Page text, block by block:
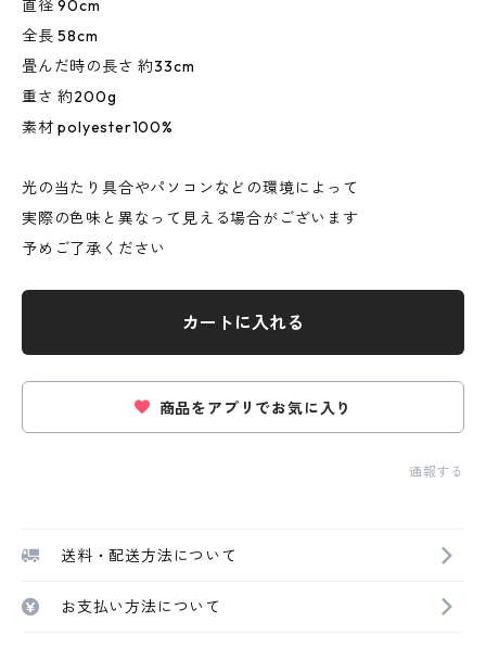
直径 90cm
全長 58cm
畳んだ時の長さ 約33cm
重さ 約200g
素材 polyester100%
光の当たり具合やパソコンなどの環境によって
実際の色味と異なって見える場合がございます
予めご了承ください
カートに入れる
商品をアプリでお気に入り
通報する
送料・配送方法について
お支払い方法について